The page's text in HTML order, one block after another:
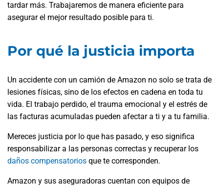
tardar más. Trabajaremos de manera eficiente para
asegurar el mejor resultado posible para ti.
Por qué la justicia importa
Un accidente con un camión de Amazon no solo se trata de
lesiones físicas, sino de los efectos en cadena en toda tu
vida. El trabajo perdido, el trauma emocional y el estrés de
las facturas acumuladas pueden afectar a ti y a tu familia.
Mereces justicia por lo que has pasado, y eso significa
responsabilizar a las personas correctas y recuperar los
daños compensatorios que te corresponden.
Amazon y sus aseguradoras cuentan con equipos de